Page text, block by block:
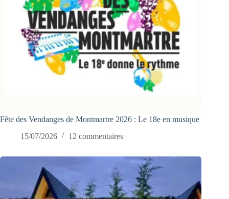
Fête des Vendanges de Montmartre 2026 : Le 18e en musique
15/07/2026
12 commentaires